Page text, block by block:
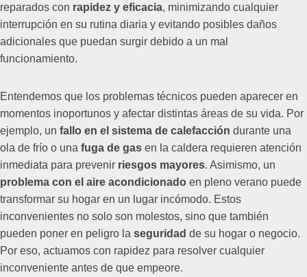
reparados con rapidez y eficacia, minimizando cualquier
interrupción en su rutina diaria y evitando posibles daños
adicionales que puedan surgir debido a un mal
funcionamiento.
Entendemos que los problemas técnicos pueden aparecer en
momentos inoportunos y afectar distintas áreas de su vida. Por
ejemplo, un fallo en el sistema de calefacción durante una
ola de frío o una fuga de gas en la caldera requieren atención
inmediata para prevenir riesgos mayores. Asimismo, un
problema con el aire acondicionado en pleno verano puede
transformar su hogar en un lugar incómodo. Estos
inconvenientes no solo son molestos, sino que también
pueden poner en peligro la seguridad de su hogar o negocio.
Por eso, actuamos con rapidez para resolver cualquier
inconveniente antes de que empeore.